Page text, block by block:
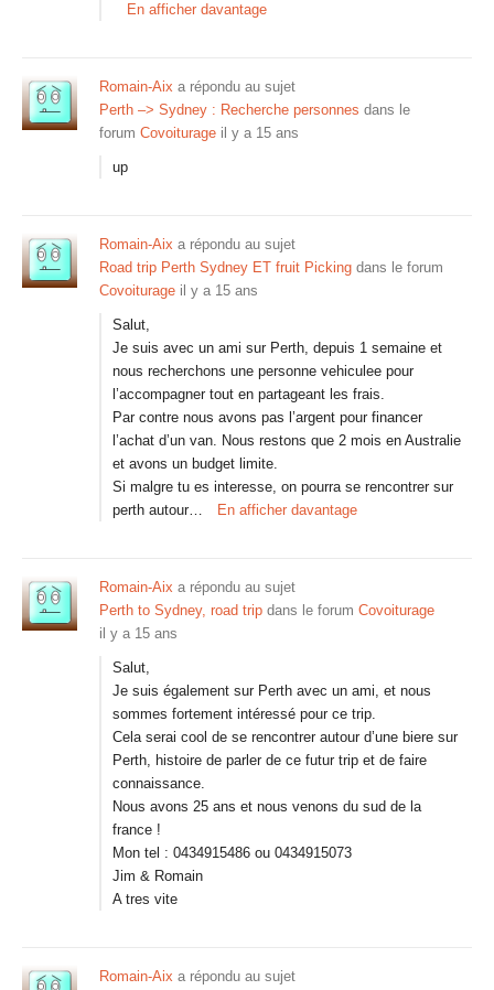
En afficher davantage
Romain-Aix a répondu au sujet
Perth –> Sydney : Recherche personnes dans le
forum Covoiturage il y a 15 ans
up
Romain-Aix a répondu au sujet
Road trip Perth Sydney ET fruit Picking dans le forum
Covoiturage il y a 15 ans
Salut,
Je suis avec un ami sur Perth, depuis 1 semaine et
nous recherchons une personne vehiculee pour
l’accompagner tout en partageant les frais.
Par contre nous avons pas l’argent pour financer
l’achat d’un van. Nous restons que 2 mois en Australie
et avons un budget limite.
Si malgre tu es interesse, on pourra se rencontrer sur
perth autour…
En afficher davantage
Romain-Aix a répondu au sujet
Perth to Sydney, road trip dans le forum Covoiturage
il y a 15 ans
Salut,
Je suis également sur Perth avec un ami, et nous
sommes fortement intéressé pour ce trip.
Cela serai cool de se rencontrer autour d’une biere sur
Perth, histoire de parler de ce futur trip et de faire
connaissance.
Nous avons 25 ans et nous venons du sud de la
france !
Mon tel : 0434915486 ou 0434915073
Jim & Romain
A tres vite
Romain-Aix a répondu au sujet